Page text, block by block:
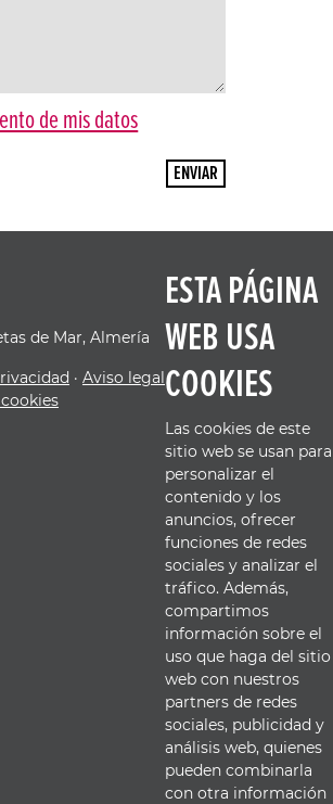
de mis datos
de Mar, Almería
· Aviso legal
ESTA PÁGINA
WEB USA
COOKIES
Las cookies de este
sitio web se usan para
personalizar el
contenido y los
anuncios, ofrecer
funciones de redes
sociales y analizar el
tráfico. Además,
compartimos
información sobre el
uso que haga del sitio
web con nuestros
partners de redes
sociales, publicidad y
análisis web, quienes
pueden combinarla
con otra información